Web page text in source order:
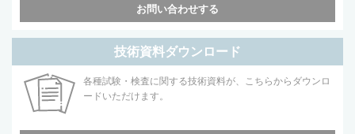
お問い合わせする
技術資料ダウンロード
各種試験・検査に関する技術資料が、こちらからダウンロ
ードいただけます。